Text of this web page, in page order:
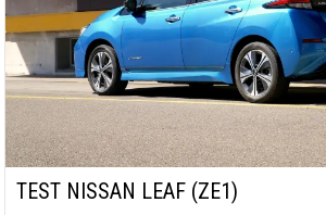
TEST NISSAN LEAF (ZE1)